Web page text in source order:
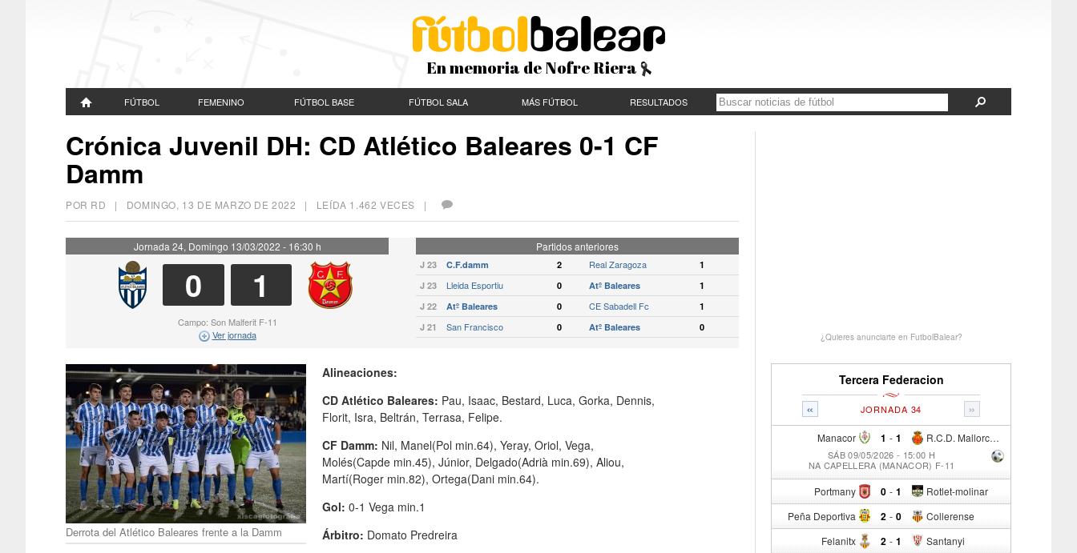
En memoria de Nofre Riera
FÚTBOL FEMENINO FÚTBOL BASE FÚTBOL SALA MÁS FÚTBOL RESULTADOS
Crónica Juvenil DH: CD Atlético Baleares 0-1 CF
Damm
POR RD | DOMINGO, 13 DE MARZO DE 2022 | LEÍDA 1.462 VECES |
Jornada 24, Domingo 13/03/2022 - 16:30 h
0 1
Campo: Son Malferit F-11
Ver jornada
Partidos anteriores
J 23 C.F.damm 2 Real Zaragoza
1
J 23
Lleida Esportiu 0 Atº Baleares
1
J 22
Atº Baleares 0 CE Sabadell Fc
1
J 21
San Francisco 0 Atº Baleares 0
Derrota del Atlético Baleares frente a la Damm
Alineaciones:
CD Atlético Baleares: Pau, Isaac, Bestard, Luca, Gorka, Dennis,
Florit, Isra, Beltrán, Terrasa, Felipe.
CF Damm: Nil, Manel(Pol min.64), Yeray, Oriol, Vega,
Molés(Capde min.45), Júnior, Delgado(Adrià min.69), Aliou,
Martí(Roger min.82), Ortega(Dani min.64).
Gol: 0-1 Vega min.1
Árbitro: Domato Predreira
¿Quieres anunciarte en FutbolBalear?
Tercera Federacion
« »
JORNADA 34
Manacor 1 - R.C.D. Mallorca Sad "B"
1
SÁB 09/05/2026 - 15:00 H
NA CAPELLERA (MANACOR) F-11
Portmany 0 - Rotlet-molinar
1
Peña Deportiva 2 - Collerense
0
Felanitx 2 - Santanyi
1